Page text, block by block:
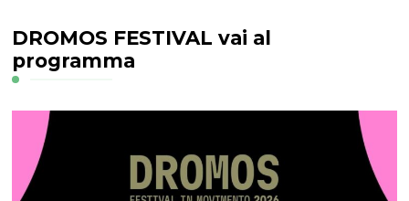
DROMOS FESTIVAL vai al
programma